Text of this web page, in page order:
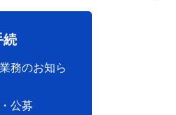
務のお知ら
公募